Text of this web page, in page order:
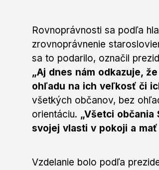
Rovnoprávnosti sa podľa
zrovnoprávnenie
sa to podarilo, označil
„Aj dnes nám odkazuje,
ohľadu na ich veľkosť či
všetkých občanov, bez
orientáciu. „Všetci
svojej vlasti v pokoji a
Vzdelanie bolo podľa